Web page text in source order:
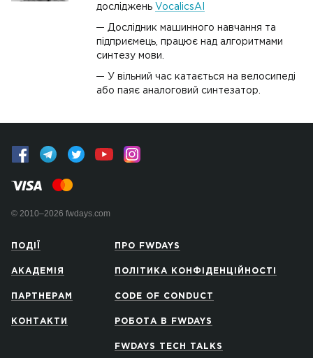
досліджень VocalicsAI
Дослідник машинного навчання та
підприємець, працює над алгоритмами
синтезу мови.
У вільний час катається на велосипеді
або паяє аналоговий синтезатор.
© 2010–2026 fwdays.com
ПОДІЇ
АКАДЕМІЯ
ПАРТНЕРАМ
КОНТАКТИ
ПРО FWDAYS
ПОЛІТИКА КОНФІДЕНЦІЙНОСТІ
CODE OF CONDUCT
РОБОТА В FWDAYS
FWDAYS TECH TALKS